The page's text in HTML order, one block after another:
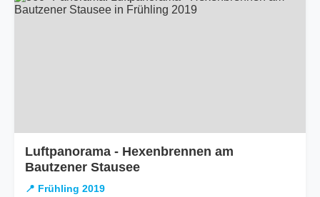
Luftpanorama - Hexenbrennen am
Bautzener Stauseein
📍 Frühling 2019